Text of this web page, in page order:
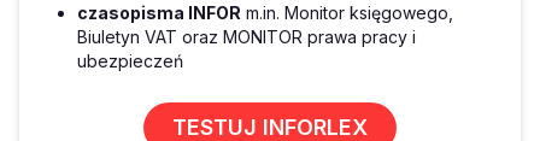
czasopisma INFOR m.in. Monitor księgowego,
Biuletyn VAT oraz MONITOR prawa pracy i
ubezpieczeń
TESTUJ INFORLEX